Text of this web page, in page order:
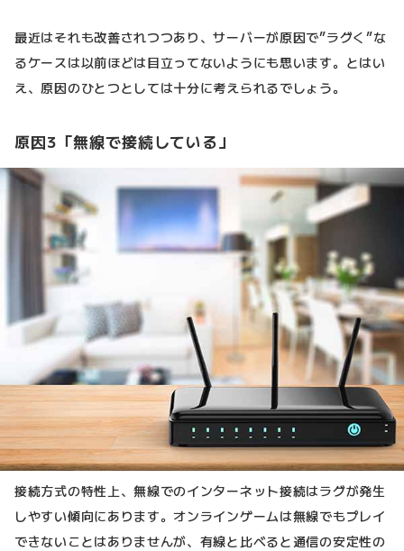
最近はそれも改善されつつあり、サーバーが原因で”ラグく”な
るケースは以前ほどは目立ってないようにも思います。とはい
え、原因のひとつとしては十分に考えられるでしょう。
原因3「無線で接続している」
接続方式の特性上、無線でのインターネット接続はラグが発生
しやすい傾向にあります。オンラインゲームは無線でもプレイ
できないことはありませんが、有線と比べると通信の安定性の